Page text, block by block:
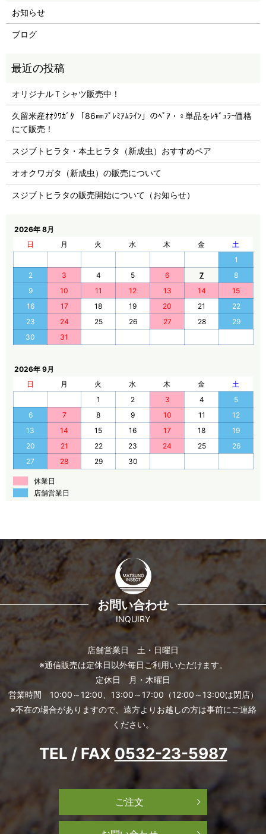
お知らせ
ブログ
オリジナルＴシャツ販売中！
久留米産ｵｵｸﾜｶﾞﾀ 「86㎜ﾌﾟﾚﾐｱﾑﾗｲﾝ」のﾍﾟｱ・♀単品をﾚｷﾞｭﾗｰ価格
にて販売！
スジブトヒラタ・本土ヒラタ（新成虫）おすすめペア
オオクワガタ（新成虫）の販売について
スジブトヒラタの販売開始について（お知らせ）
2026年 8月
日
月 火 水 木 金
土
1
2
3 4 5 6 7
8
9
10 11 12 13 14
15
16
17 18 19 20 21
22
23
24 25 26 27 28
29
30
31
2026年 9月
日
月 火 水 木 金
土
1
2 3 4
5
6
7 8 9 10 11
12
13
14 15 16 17 18
19
20
21 22 23 24 25
26
27
28 29 30
休業日
店舗営業日
お問い合わせ
INQUIRY
店舗営業日 土・日曜日
※通信販売は定休日以外毎日ご利用いただけます。
定休日 月・木曜日
営業時間 10:00～12:00、13:00～17:00（12:00～13:00は閉店）
※不在の場合がありますので、遠方よりお越しの方は事前にご連絡
ください。
TEL / FAX 0532-23-5987
ご注文